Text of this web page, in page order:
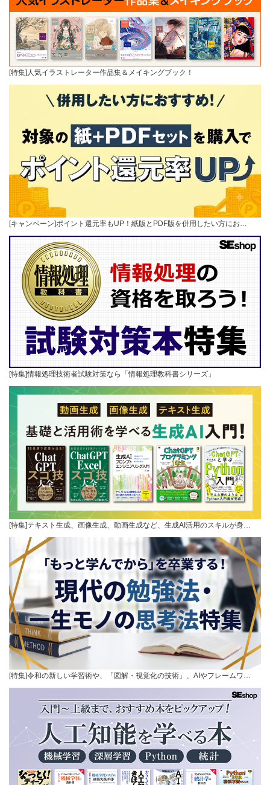
[特集]人気イラストレーター作品集＆メイキングブック！
[キャンペーン]ポイント還元率もUP！紙版とPDF版を併用したい方にお…
[特集]情報処理技術者試験対策なら「情報処理教科書シリーズ」
[特集]テキスト生成、画像生成、動画生成など、生成AI活用のスキルが身…
[特集]令和の新しい学習術や、「図解・視覚化の技術」、AIやフレームワ…